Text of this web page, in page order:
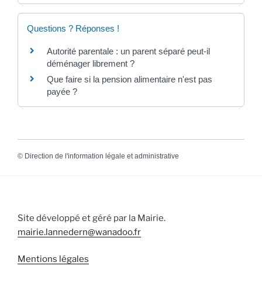
Questions ? Réponses !
Autorité parentale : un parent séparé peut-il
déménager librement ?
Que faire si la pension alimentaire n'est pas
payée ?
© Direction de l'information légale et administrative
Site développé et géré par la Mairie.
mairie.lannedern@wanadoo.fr
Mentions légales